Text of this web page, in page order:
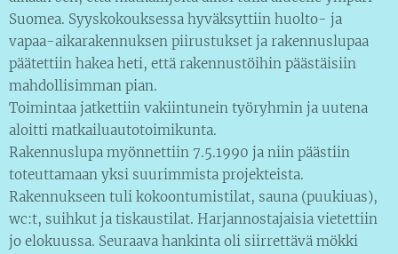
Suomea. Syyskokouksessa hyväksyttiin huolto- ja
vapaa-aikarakennuksen piirustukset ja rakennuslupaa
päätettiin hakea heti, että rakennustöihin päästäisiin
mahdollisimman pian.
Toimintaa jatkettiin vakiintunein työryhmin ja uutena
aloitti matkailuautotoimikunta.
Rakennuslupa myönnettiin 7.5.1990 ja niin päästiin
toteuttamaan yksi suurimmista projekteista.
Rakennukseen tuli kokoontumistilat, sauna (puukiuas),
wc:t, suihkut ja tiskaustilat. Harjannostajaisia vietettiin
jo elokuussa. Seuraava hankinta oli siirrettävä mökki